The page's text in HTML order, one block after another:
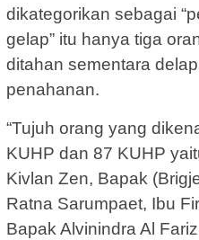
dikategorikan sebagai
gelap” itu hanya tiga
ditahan sementara
penahanan.
“Tujuh orang yang
KUHP dan 87 KUHP
Kivlan Zen, Bapak
Ratna Sarumpaet, Ibu
Bapak Alvinindra Al